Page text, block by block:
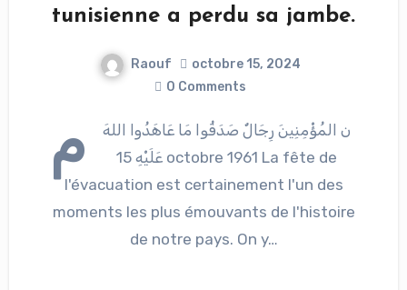
tunisienne a perdu sa jambe.
Raouf
octobre 15, 2024
0 Comments
م
ن المُؤْمِنِينَ رِجَالٌ صَدَقُوا مَا عَاهَدُوا اللهَ
عَلَيْهِ 15 octobre 1961 La fête de
l'évacuation est certainement l'un des
moments les plus émouvants de l'histoire
de notre pays. On y…